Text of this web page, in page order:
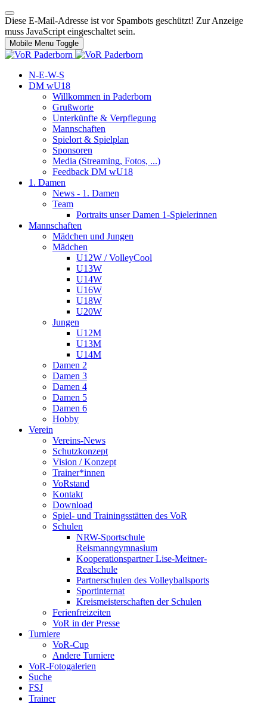
Diese E-Mail-Adresse ist vor Spambots geschützt! Zur Anzeige
muss JavaScript eingeschaltet sein.
Mobile Menu Toggle
N-E-W-S
DM wU18
Willkommen in Paderborn
Grußworte
Unterkünfte & Verpflegung
Mannschaften
Spielort & Spielplan
Sponsoren
Media (Streaming, Fotos, ...)
Feedback DM wU18
1. Damen
News - 1. Damen
Team
Portraits unser Damen 1-Spielerinnen
Mannschaften
Mädchen und Jungen
Mädchen
U12W / VolleyCool
U13W
U14W
U16W
U18W
U20W
Jungen
U12M
U13M
U14M
Damen 2
Damen 3
Damen 4
Damen 5
Damen 6
Hobby
Verein
Vereins-News
Schutzkonzept
Vision / Konzept
Trainer*innen
VoRstand
Kontakt
Download
Spiel- und Trainingsstätten des VoR
Schulen
NRW-Sportschule
Reismanngymnasium
Kooperationspartner Lise-Meitner-
Realschule
Partnerschulen des Volleyballsports
Sportinternat
Kreismeisterschaften der Schulen
Ferienfreizeiten
VoR in der Presse
Turniere
VoR-Cup
Andere Turniere
VoR-Fotogalerien
Suche
FSJ
Trainer